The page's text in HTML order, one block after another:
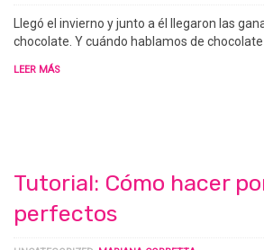
Llegó el invierno y junto a él llegaron las
chocolate. Y cuándo hablamos de chocolate
LEER MÁS
Tutorial: Cómo hacer
perfectos